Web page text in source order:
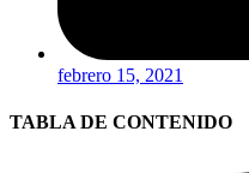
febrero 15, 2021
TABLA DE CONTENIDO